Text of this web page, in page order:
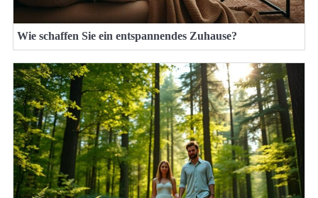
Wie schaffen Sie ein entspannendes Zuhause?